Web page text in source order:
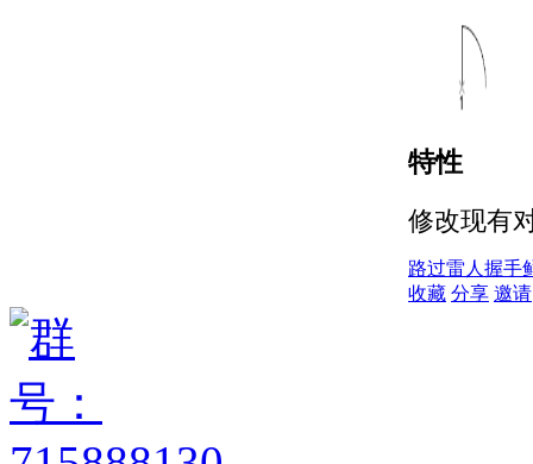
特性
修改现有
路过雷人 握手
收藏 分享 邀请